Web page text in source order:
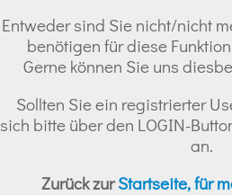
Entweder sind Sie nicht/nicht
benötigen für diese
Gerne können Sie uns
Sollten Sie ein registrierter
sich bitte über den LOGIN-
an.
Zurück zurStartseite, für